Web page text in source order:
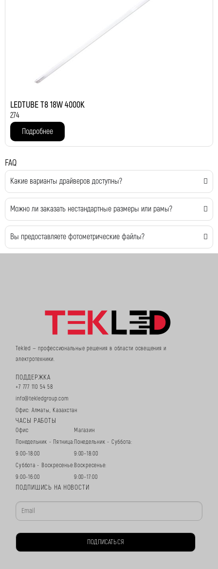
LEDTUBE T8 18W 4000K
274
Подробнее
FAQ
Какие варианты драйверов доступны?
Можно ли заказать нестандартные размеры или рамы?
Вы предоставляете фотометрические файлы?
Tekled — профессиональные решения в области освещения и
электротехники.
ПОДДЕРЖКА
+7 777 110 54 58
info@tekledgroup.com
Офис: Алматы, Казахстан
ЧАСЫ РАБОТЫ
Офис
Понедельник - Пятница:
9:00–18:00
Суббота - Воскресенье:
9:00–16:00
Магазин
Понедельник - Суббота:
9:00–18:00
Воскресенье:
9:00–17:00
ПОДПИШИСЬ НА НОВОСТИ
ПОДПИСАТЬСЯ